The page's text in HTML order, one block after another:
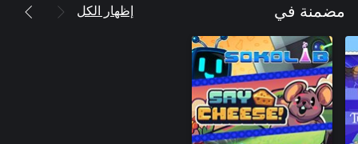
مضمنة في إظهار الكل